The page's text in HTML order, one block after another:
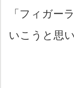
「フィガー
いこうと思